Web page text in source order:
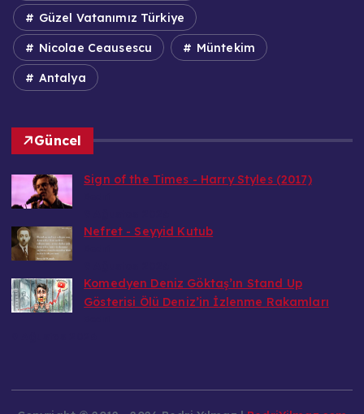
Güzel Vatanımız Türkiye
Nicolae Ceausescu Müntekim
Antalya
Güncel
Sign of the Times - Harry Styles (2017)
Nefret - Seyyid Kutub
Komedyen Deniz Göktaş’ın Stand Up
Gösterisi Ölü Deniz’in İzlenme Rakamları